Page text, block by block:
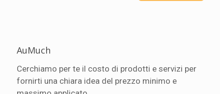
AuMuch
Cerchiamo per te il costo di prodotti e servizi per
fornirti una chiara idea del prezzo minimo e